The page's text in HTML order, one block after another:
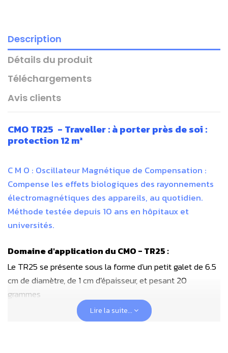
Description
Détails du produit
Téléchargements
Avis clients
CMO TR25 - Traveller : à porter près de soi :
protection 12 m²
C M O : Oscillateur Magnétique de Compensation :
Compense les effets biologiques des rayonnements
électromagnétiques des appareils, au quotidien.
Méthode testée depuis 10 ans en hôpitaux et
universités.
Domaine d'application du CMO - TR25 :
Le TR25 se présente sous la forme d'un petit galet de 6.5
cm de diamètre, de 1 cm d'épaisseur, et pesant 20
grammes
Ses domaines d'applications sont les suivantes :
Lire la suite...